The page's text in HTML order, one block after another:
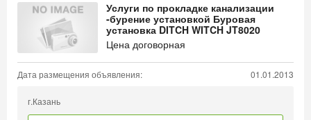
Услуги по прокладке канализации
-бурение установкой Буровая
установка DITCH WITCH JT8020
Цена договорная
Дата размещения объявления: 01.01.2013
г.Казань